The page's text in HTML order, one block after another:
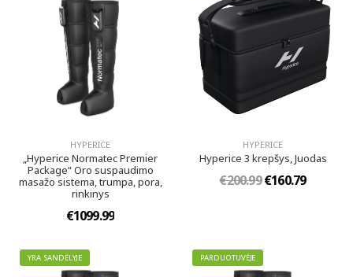
HYPERICE
„Hyperice Normatec Premier
Package“ Oro suspaudimo
masažo sistema, trumpa, pora,
rinkinys
€1099.99
HYPERICE
Hyperice 3 krepšys, Juodas
€200.99€160.79
YRA SANDĖLYJE PARDUOTUVĖJE